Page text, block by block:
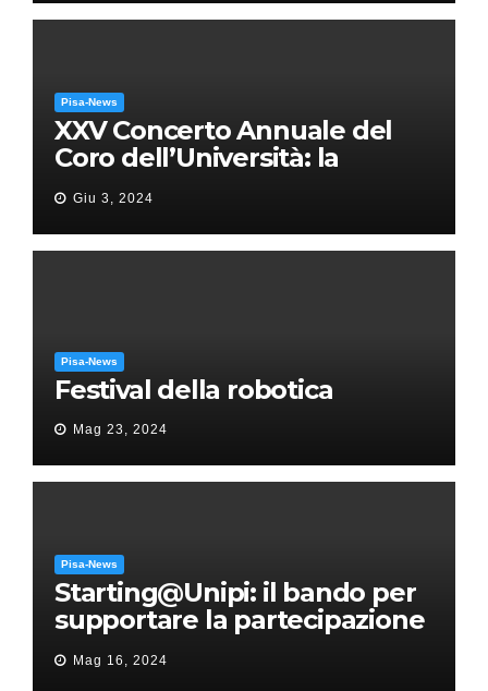
Pisa-News
XXV Concerto Annuale del
Coro dell’Università: la
“Messa in gloria” di Giacomo
Puccini
Giu 3, 2024
Pisa-News
Festival della robotica
Mag 23, 2024
Pisa-News
Starting@Unipi: il bando per
supportare la partecipazione
all’ERC Starting Grant
Mag 16, 2024